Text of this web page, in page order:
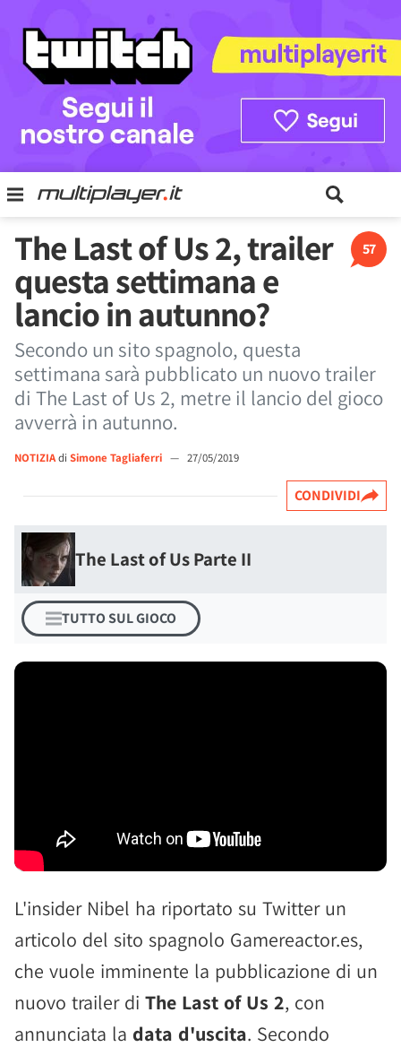
57
The Last of Us 2, trailer
questa settimana e
lancio in autunno?
Secondo un sito spagnolo, questa
settimana sarà pubblicato un nuovo trailer
di The Last of Us 2, metre il lancio del gioco
avverrà in autunno.
NOTIZIAdi Simone Tagliaferri — 27/05/2019
CONDIVIDI
The Last of Us Parte II
TUTTO SUL GIOCO
L'insider Nibel ha riportato su Twitter un
articolo del sito spagnolo Gamereactor.es,
che vuole imminente la pubblicazione di un
nuovo trailer di The Last of Us 2, con
annunciata la data d'uscita. Secondo